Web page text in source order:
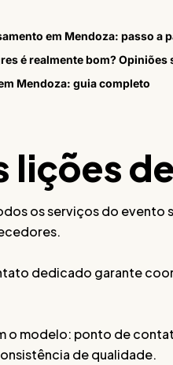
em Mendoza: passo a
é realmente bom? Opiniões
Mendoza: guia completo
lições
os serviços do evento
dedicado garante
o modelo: ponto de
de qualidade.